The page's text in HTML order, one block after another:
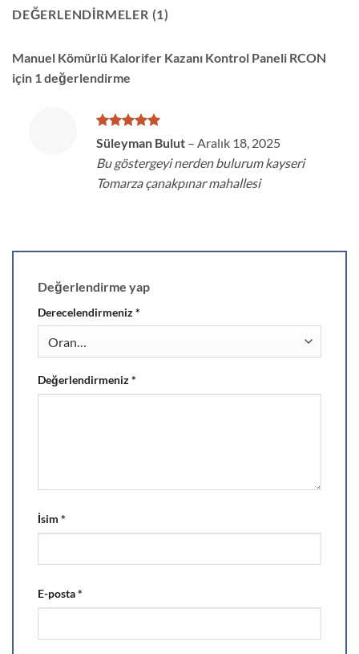
DEĞERLENDIRMELER (1)
Manuel Kömürlü Kalorifer Kazanı Kontrol Paneli RCON
için 1 değerlendirme
5 üzerinden
5oy aldı
Süleyman Bulut – Aralık 18, 2025
Bu göstergeyi nerden bulurum kayseri
Tomarza çanakpınar mahallesi
Değerlendirme yap
Derecelendirmeniz*
Değerlendirmeniz*
İsim *
E-posta*